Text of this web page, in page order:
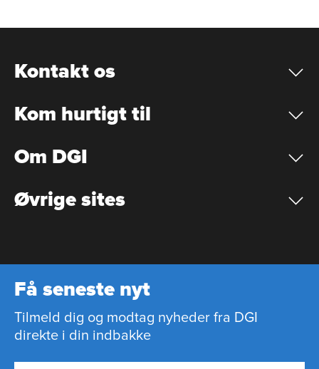
Kontakt os
Kom hurtigt til
Om DGI
Øvrige sites
Få seneste nyt
Tilmeld dig og modtag nyheder fra DGI
direkte i din indbakke